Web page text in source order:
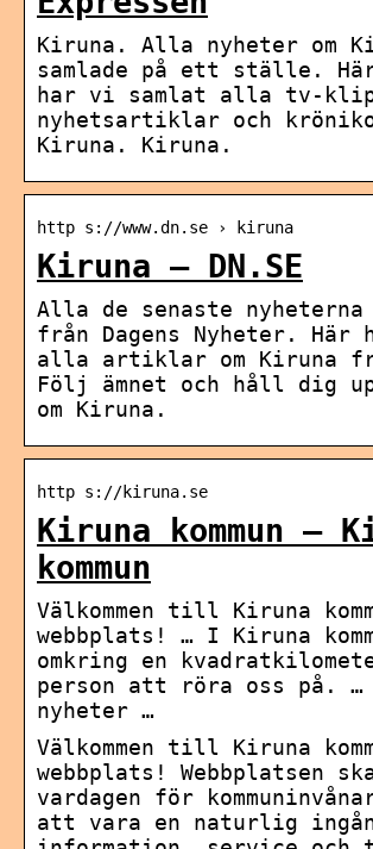
Kiruna. Alla nyheter om
samlade på ett ställe. Här
har vi samlat alla tv-
nyhetsartiklar och
Kiruna. Kiruna.
http s://www.dn.se › kiruna
Kiruna – DN.SE
Alla de senaste nyheterna
från Dagens Nyheter.
alla artiklar om Kiruna
Följ ämnet och håll dig
om Kiruna.
http s://kiruna.se
Kiruna kommun –
kommun
Välkommen till Kiruna
webbplats! … I Kiruna
omkring en
person att röra oss på.
nyheter …
Välkommen till Kiruna
webbplats! Webbplatsen
vardagen för
att vara en naturlig